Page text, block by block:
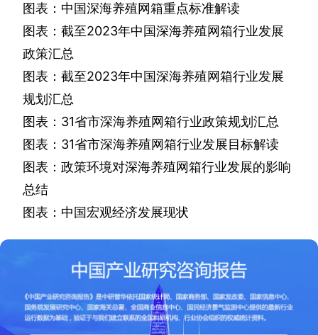
图表：中国深海养殖网箱重点标准解读
图表：截至2023年中国深海养殖网箱行业发展
政策汇总
图表：截至2023年中国深海养殖网箱行业发展
规划汇总
图表： 31省市深海养殖网箱行业政策规划汇总
图表： 31省市深海养殖网箱行业发展目标解读
图表：政策环境对深海养殖网箱行业发展的影响
总结
图表：中国宏观经济发展现状